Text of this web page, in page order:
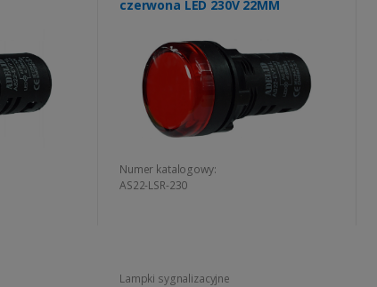
czerwona LED 230V 22MM
Numer katalogowy:
AS22-LSR-230
Lampki sygnalizacyjne